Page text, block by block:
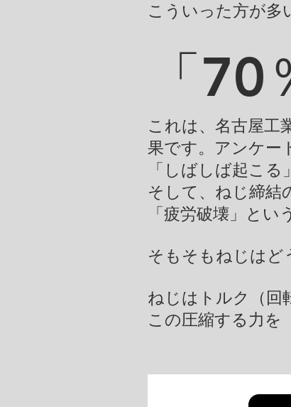
こういった方が多
「70
これは、名古屋工
果です。アンケー
「しばしば起こ
そして、ねじ締結
「疲労破壊」とい
そもそもねじはど
ねじはトルク（回
この圧縮する力を